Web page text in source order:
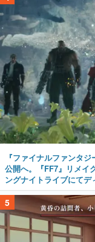
『ファイナルファンタ
公開へ。『FF7』リメイ
ングナイトライブにて
5